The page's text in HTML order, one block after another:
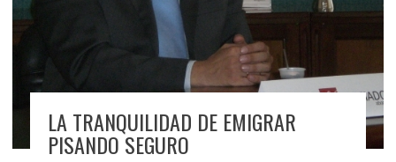
LA TRANQUILIDAD DE EMIGRAR
PISANDO SEGURO